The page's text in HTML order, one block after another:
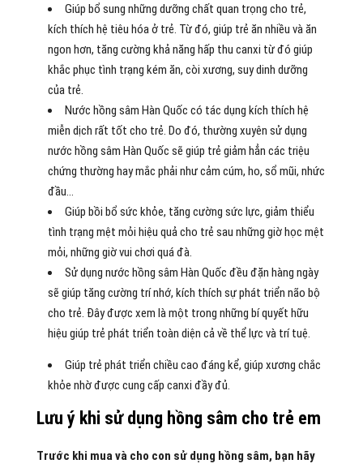
Giúp bổ sung những dưỡng chất quan trọng cho trẻ,
kích thích hệ tiêu hóa ở trẻ. Từ đó, giúp trẻ ăn nhiều và ăn
ngon hơn, tăng cường khả năng hấp thu canxi từ đó giúp
khắc phục tình trạng kém ăn, còi xương, suy dinh dưỡng
của trẻ.
Nước hồng sâm Hàn Quốc có tác dụng kích thích hệ
miễn dịch rất tốt cho trẻ. Do đó, thường xuyên sử dụng
nước hồng sâm Hàn Quốc sẽ giúp trẻ giảm hẳn các triệu
chứng thường hay mắc phải như cảm cúm, ho, sổ mũi, nhức
đầu…
Giúp bồi bổ sức khỏe, tăng cường sức lực, giảm thiểu
tình trạng mệt mỏi hiệu quả cho trẻ sau những giờ học mệt
mỏi, những giờ vui chơi quá đà.
Sử dụng nước hồng sâm Hàn Quốc đều đặn hàng ngày
sẽ giúp tăng cường trí nhớ, kích thích sự phát triển não bộ
cho trẻ. Đây được xem là một trong những bí quyết hữu
hiệu giúp trẻ phát triển toàn diện cả về thể lực và trí tuệ.
Giúp trẻ phát triển chiều cao đáng kể, giúp xương chắc
khỏe nhờ được cung cấp canxi đầy đủ.
Lưu ý khi sử dụng hồng sâm cho trẻ em
Trước khi mua và cho con sử dụng hồng sâm, bạn hãy